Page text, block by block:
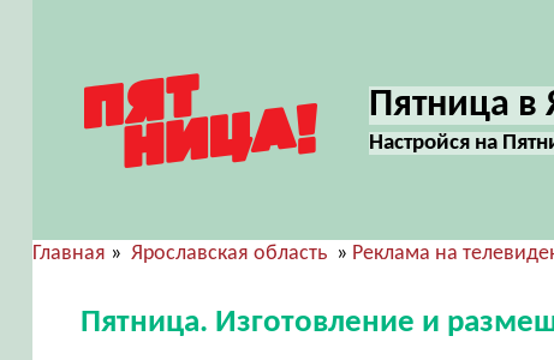
Пятница в
Настройся на
Главная » Ярославская область» Реклама на
Пятница. Изготовление и